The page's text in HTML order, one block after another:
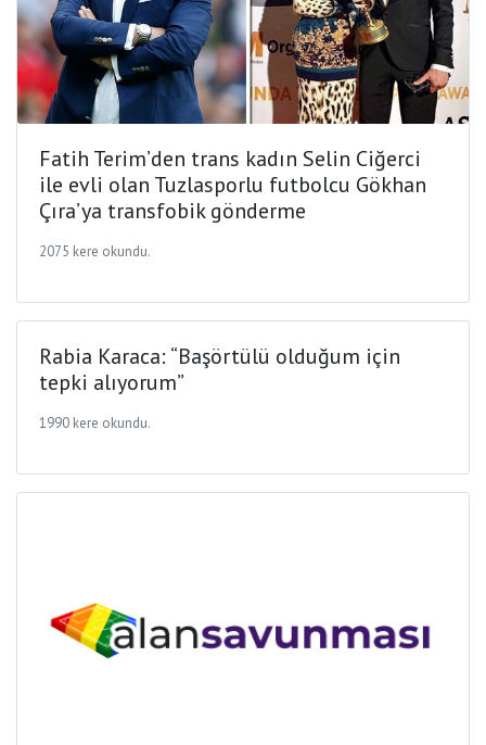
Fatih Terim’den trans kadın Selin Ciğerci
ile evli olan Tuzlasporlu futbolcu Gökhan
Çıra’ya transfobik gönderme
2075 kere okundu.
Rabia Karaca: “Başörtülü olduğum için
tepki alıyorum”
1990 kere okundu.